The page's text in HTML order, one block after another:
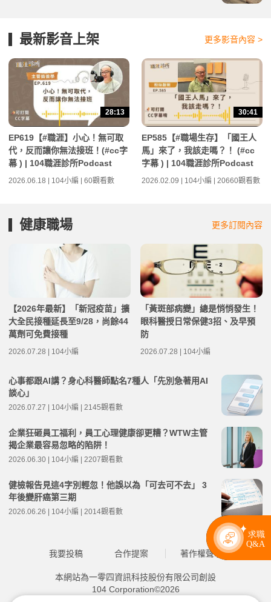
最新影音上架 更多影音內容 >
28:13
EP619【#職涯】小心！無可取
代，反而讓你無法接班！(#cc字
幕 ) | 104職涯診所Podcast
2026.06.18 | 104小編 | 60觀看數
30:41
EP585【#職場生存】「國王人
馬」來了，我該走嗎？！ (#cc
字幕 ) | 104職涯診所Podcast
2026.02.09 | 104小編 | 20660觀看數
健康職場 更多訂閱內容
【2026年最新】「新冠疫苗」擴
大全民接種延長至9/28，尚餘44
萬劑可免費接種
2026.07.28 | 104小編
「黃斑部病變」總是悄悄發生！
眼科醫授日常保健3招、及早預
防
2026.07.28 | 104小編
心事都跟AI講？身心科醫師點名7種人「先別急著用AI
談心」
2026.07.27 | 104小編 | 2145觀看數
企業狂砸員工福利，員工心理健康卻更糟？WTW主管
揭企業最容易忽略的陷阱！
2026.06.30 | 104小編 | 2207觀看數
健檢報告見這4字別輕忽！他誤以為「可去可不去」 3
年後變肝癌第三期
2026.06.26 | 104小編 | 2014觀看數
我要投稿 合作提案 著作權聲明
本網站為一零四資訊科技股份有限公司創設
104 Corporation©2026